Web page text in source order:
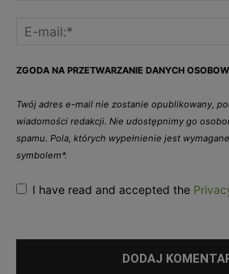
ZGODA NA PRZETWARZANIE DANYCH
Twój adres e-mail nie zostanie opublikowany,
wiadomości redakcji. Nie udostępnimy go
spamu. Pola, których wypełnienie jest
symbolem*.
I have read and accepted the